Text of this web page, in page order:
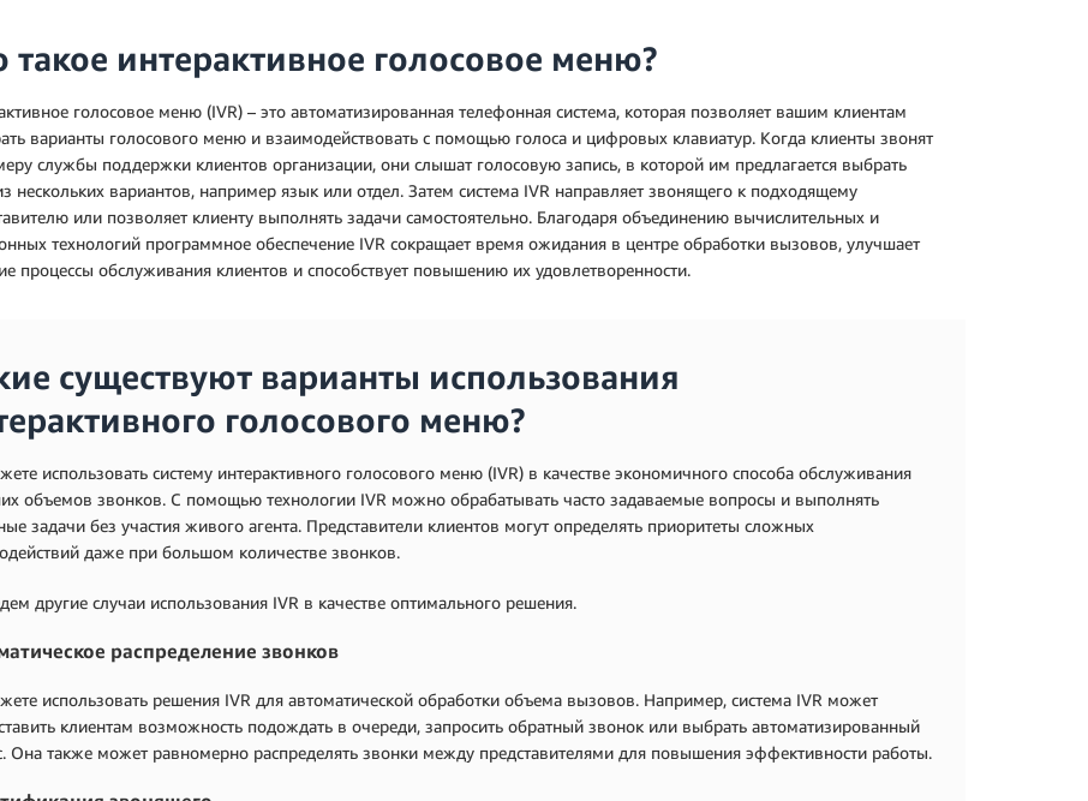
такое интерактивное голосовое меню?
голосовое меню (IVR) – это автоматизированная телефонная система, которая позволяет вашим клиентам
варианты голосового меню и взаимодействовать с помощью голоса и цифровых клавиатур. Когда клиенты звонят
службы поддержки клиентов организации, они слышат голосовую запись, в которой им предлагается выбрать
нескольких вариантов, например язык или отдел. Затем система IVR направляет звонящего к подходящему
или позволяет клиенту выполнять задачи самостоятельно. Благодаря объединению вычислительных и
технологий программное обеспечение IVR сокращает время ожидания в центре обработки вызовов, улучшает
процессы обслуживания клиентов и способствует повышению их удовлетворенности.
существуют варианты использования
голосового меню?
использовать систему интерактивного голосового меню (IVR) в качестве экономичного способа обслуживания
объемов звонков. С помощью технологии IVR можно обрабатывать часто задаваемые вопросы и выполнять
задачи без участия живого агента. Представители клиентов могут определять приоритеты сложных
даже при большом количестве звонков.
другие случаи использования IVR в качестве оптимального решения.
распределение звонков
использовать решения IVR для автоматической обработки объема вызовов. Например, система IVR может
клиентам возможность подождать в очереди, запросить обратный звонок или выбрать автоматизированный
Она также может равномерно распределять звонки между представителями для повышения эффективности работы.